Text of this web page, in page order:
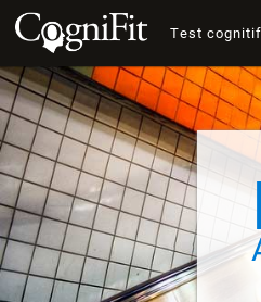
Test cognitif